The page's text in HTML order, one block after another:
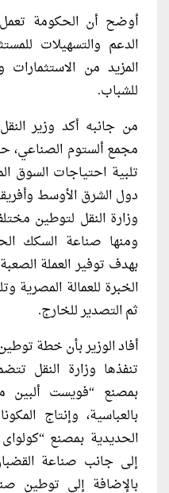
أوضح أن الحكومة
الدعم والتسهيلات
المزيد من
للشباب.
من جانبه أكد وزير
مجمع ألستوم الصناعي،
تلبية احتياجات السوق
دول الشرق الأوسط
وزارة النقل لتوطين
ومنها صناعة السكك
بهدف توفير العملة
الخبرة للعمالة المصرية
ثم التصدير للخارج.
أفاد الوزير بأن خطة
تنفذها وزارة النقل
بمصنع “فويست ألبين
بالعباسية، وإنتاج
الحديدية بمصنع
إلى جانب صناعة
بالإضافة إلى توطين